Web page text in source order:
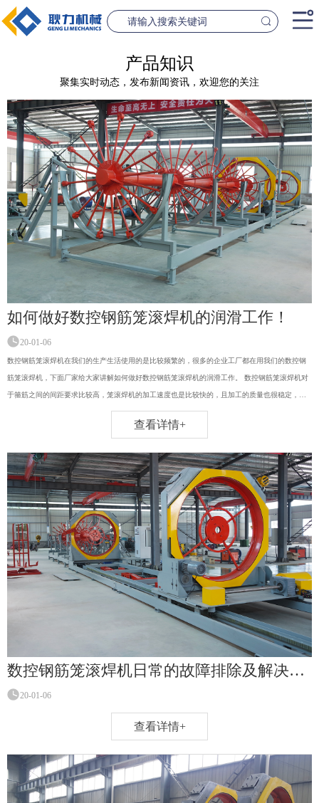
桥梁设备
GL1500-2500数控钢筋笼滚焊机
查看更多
隧道设
GL2300隧道网
产品中心
案例中心
联系我们
新闻资讯
公司简介
产品知识
聚集实时动态，发布新闻资讯，欢迎您的关注
如何做好数控钢筋笼滚焊机的润滑工作！
20-01-06
数控钢筋笼滚焊机在我们的生产生活使用的是比较频繁的，很多的企业工厂都在用我们的数控钢
筋笼滚焊机，下面厂家给大家讲解如何做好数控钢筋笼滚焊机的润滑工作。 数控钢筋笼滚焊机对
于箍筋之间的间距要求比较高，笼滚焊机的加工速度也是比较快的，且加工的质量也很稳定，做
好数控数控钢筋笼滚焊机的润滑是很重要的。
查看详情+
数控钢筋笼滚焊机日常的故障排除及解决办法！
20-01-06
查看详情+